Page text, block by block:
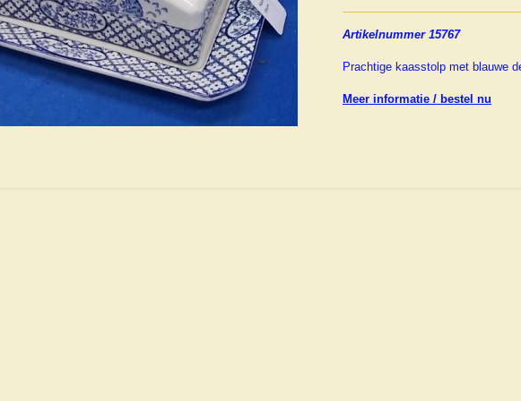
Artikelnummer 15767
Prachtige kaasstolp met blauwe
Meer informatie / bestel nu